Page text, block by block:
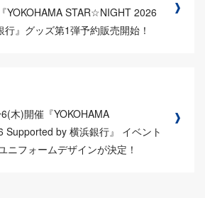
YOKOHAMA STAR☆NIGHT 2026
』グッズ第1弾予約販売開始！
木)開催『YOKOHAMA
by 横浜銀行』 イベント
ニフォームデザインが決定！